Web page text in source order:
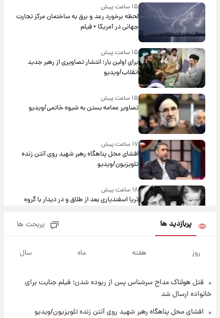
۱۵ ساعت پیش
لحظه برخورد رعد و برق به ساختمان مرکز تجارت
جهانی در آمریکا + فیلم
۱۵ ساعت پیش
برای اولین بار؛ انتشار تصاویری از رهبر جدید
انقلاب/ویدیو
۱۵ ساعت پیش
تصاویر عمامه بستن به شیوه خاتمی/ویدیو
۱۷ ساعت پیش
افشای محل پناهگاه‌ رهبر شهید روی آنتن زنده
تلویزیون/ویدیو
۱۸ ساعت پیش
ثریا اسفندیاری بعد از طلاق و در دیدار با گروه
پول به معشوقه با درآمد یوفا
۱۸ ساعت پیش
پربازدید ها پربحث ها
روز هفته ماه سال
قتل هولناک مداح سرشناس پس از ربوده شدن؛ فیلم جنایت برای
خانواده ارسال شد
افشای محل پناهگاه‌ رهبر شهید روی آنتن زنده تلویزیون/ویدیو